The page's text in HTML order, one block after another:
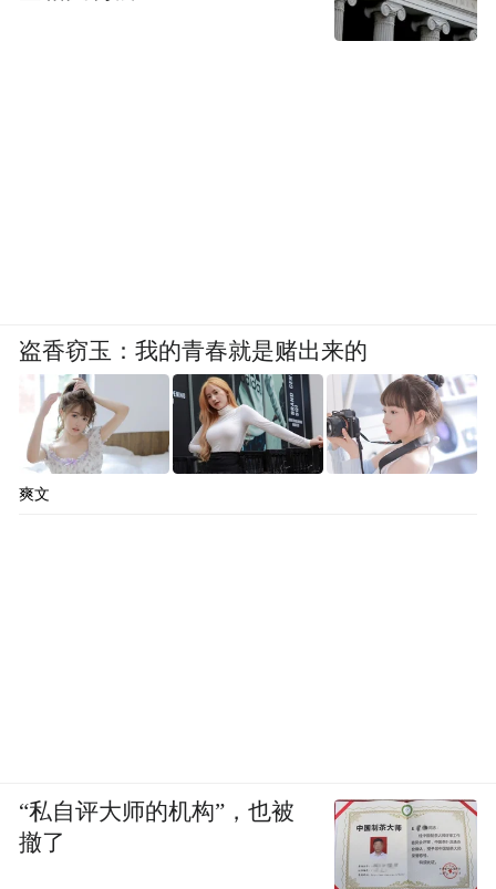
盗香窃玉：我的青春就是赌出来的
爽文
“私自评大师的机构”，也被
撤了